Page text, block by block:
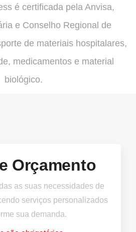
é certificada pela Anvisa,
e Conselho Regional de
de materiais hospitalares,
medicamentos e material
biológico.
Orçamento
as suas necessidades de
serviços personalizados
sua demanda.